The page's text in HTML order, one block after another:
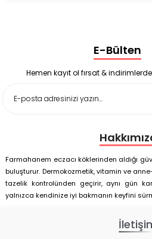
Enterogermina Family 5 ml 20
Deep Flex Stres Azaltıcı ve
Matı Set 40x60 cm
Deep Flex Stres Azaltıcı ve
E-Bülten
Hemen kayıt ol fırsat &
Farmahanem eczacı köklerinden aldığı
buluşturur. Dermokozmetik, vitamin ve
tazelik kontrolünden geçirir, aynı gün
yalnızca kendinize iyi bakmanın keyfini